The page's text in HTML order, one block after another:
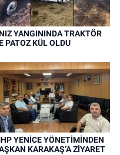
YANGININDA TRAKTÖR
PATOZ KÜL OLDU
YENİCE YÖNETİMİNDEN
KARAKAŞ’A ZİYARET